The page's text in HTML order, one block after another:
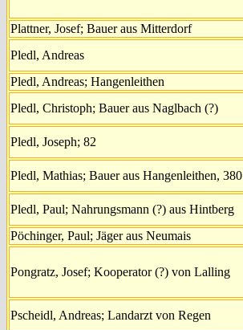
Plattner, Josef; Bauer aus Mitterdorf
Pledl, Andreas
Pledl, Andreas; Hangenleithen
Pledl, Christoph; Bauer aus Naglbach (?)
Pledl, Joseph; 82
Pledl, Mathias; Bauer aus Hangenleithen, 380
Pledl, Paul; Nahrungsmann (?) aus Hintberg
Pöchinger, Paul; Jäger aus Neumais
Pongratz, Josef; Kooperator (?) von Lalling
Pscheidl, Andreas; Landarzt von Regen